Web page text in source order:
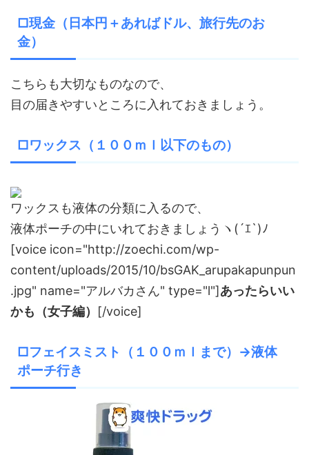
□現金（日本円＋あればドル、旅行先のお
金）
こちらも大切なものなので、
目の届きやすいところに入れておきましょう。
□ワックス（１００ｍｌ以下のもの）
ワックスも液体の分類に入るので、
液体ポーチの中にいれておきましょうヽ(´ｴ`)ﾉ
[voice icon="http://zoechi.com/wp-
content/uploads/2015/10/bsGAK_arupakapunpun
.jpg" name="アルバカさん" type="l"]あったらいい
かも（女子編） [/voice]
□フェイスミスト（１００ｍｌまで）→液体
ポーチ行き